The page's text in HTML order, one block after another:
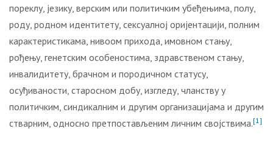
пореклу, језику, верским или политичким убеђењима, полу,
роду, родном идентитету, сексуалној оријентацији, полним
карактеристикама, нивоом прихода, имовном стању,
рођењу, генетским особеностима, здравственом стању,
инвалидитету, брачном и породичном статусу,
осуђиваности, старосном добу, изгледу, чланству у
политичким, синдикалним и другим организацијама и другим
стварним, односно претпостављеним личним својствима.[1]